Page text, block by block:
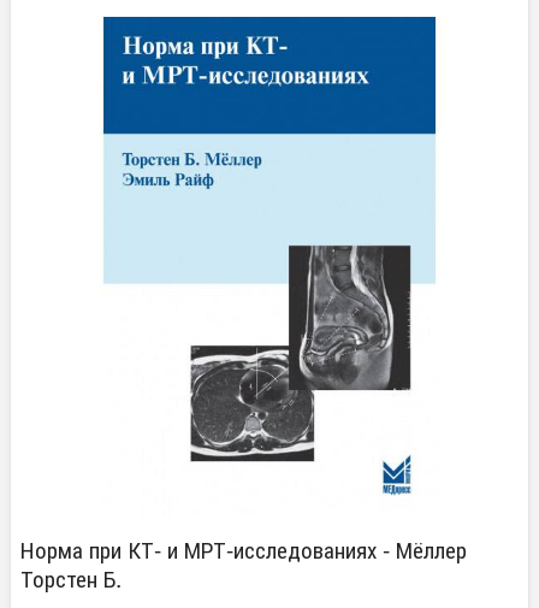
Норма при КТ- и МРТ-исследованиях - Мёллер
Торстен Б.